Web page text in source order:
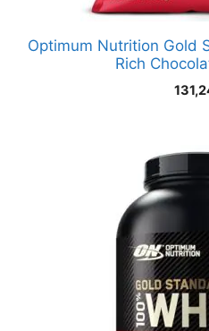
Optimum Nutrition Gold
Rich